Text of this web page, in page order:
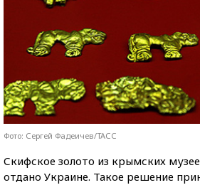
Фото: Сергей Фадеичев/ТАСС
Скифское золото из крымских
отдано Украине. Такое решение